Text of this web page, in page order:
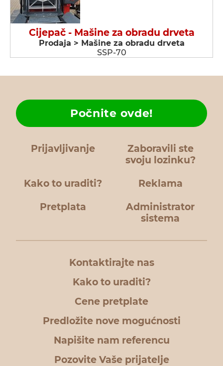
Cijepač - Мašine za obradu drveta
Prodaja > Мašine za obradu drveta
SSP-70
Prijavljivanje
Zaboravili ste
svoju lozinku?
Kako to uraditi?
Počnite ovde!
Reklama
Pretplata
Administrator
sistema
Kontaktirajte nas
Kako to uraditi?
Cene pretplate
Predložite nove mogućnosti
Napišite nam referencu
Pozovite Vaše prijatelje